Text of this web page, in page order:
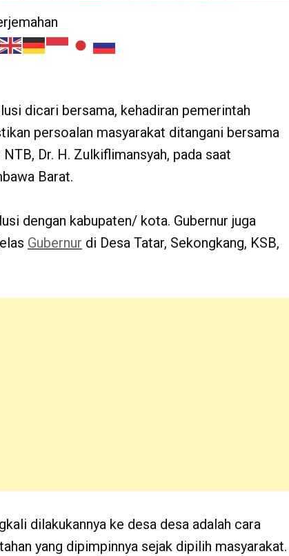
dicari bersama, kehadiran pemerintah
persoalan masyarakat ditangani bersama
Dr. H. Zulkiflimansyah, pada saat
Barat.
dengan kabupaten/ kota. Gubernur juga
Gubernur di Desa Tatar, Sekongkang, KSB,
dilakukannya ke desa desa adalah cara
yang dipimpinnya sejak dipilih masyarakat.